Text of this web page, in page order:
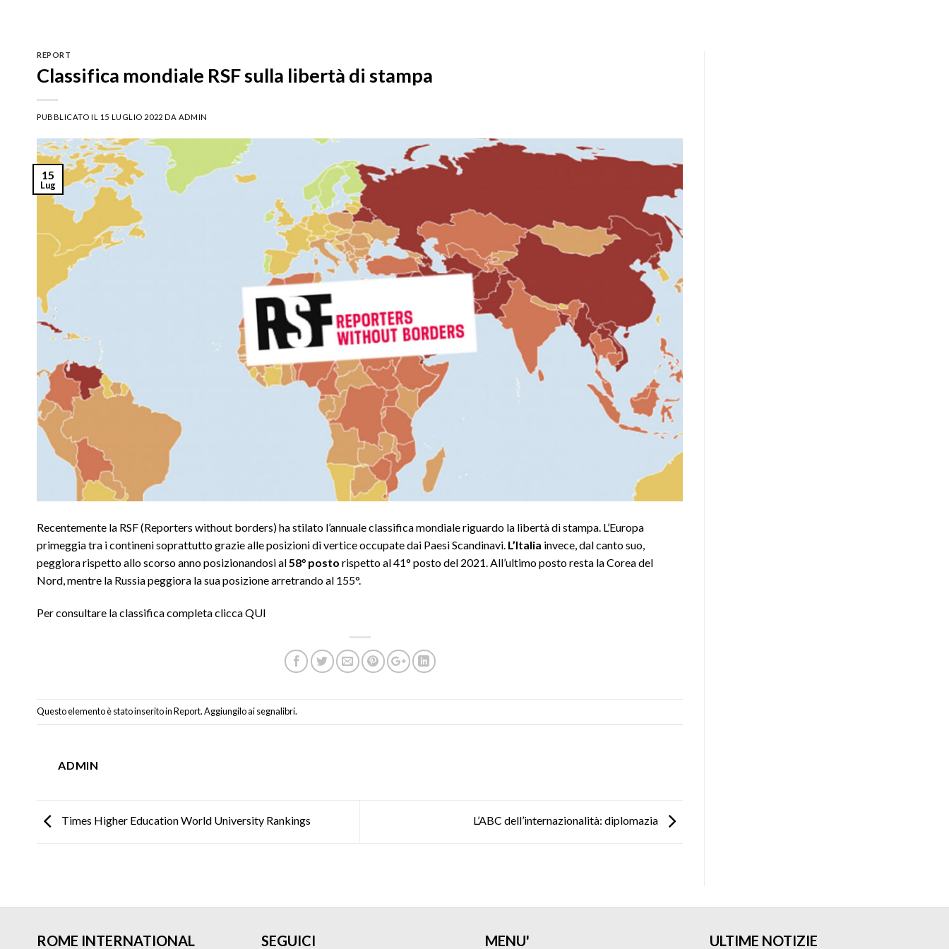
REPORT
Classifica mondiale RSF sulla libertà di stampa
PUBBLICATO IL 15 LUGLIO 2022 DA ADMIN
15
Lug
Recentemente la RSF (Reporters without borders) ha stilato l’annuale classifica mondiale riguardo la libertà di stampa. L’Europa
primeggia tra i contineni soprattutto grazie alle posizioni di vertice occupate dai Paesi Scandinavi. L’Italia invece, dal canto suo,
peggiora rispetto allo scorso anno posizionandosi al58° posto rispetto al 41° posto del 2021. All’ultimo posto resta la Corea del
Nord, mentre la Russia peggiora la sua posizione arretrando al 155°.
Per consultare la classifica completa cliccaQUI
Questo elemento è stato inserito inReport. Aggiungilo aisegnalibri.
ADMIN
Times Higher Education World University Rankings L’ABC dell’internazionalità: diplomazia
ROME INTERNATIONAL SEGUICI MENU' ULTIME NOTIZIE